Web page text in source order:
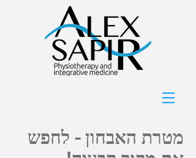
מטרת האבחון - לחפש